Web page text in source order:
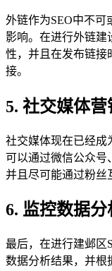
外链作为SEO中不可
影响。在进行外链建
性，并且在发布链接
接。
5. 社交媒体营
社交媒体现在已经成
可以通过微信公众号
并且尽可能通过粉丝
6. 监控数据分
最后，在进行建邺区
数据分析结果，并根